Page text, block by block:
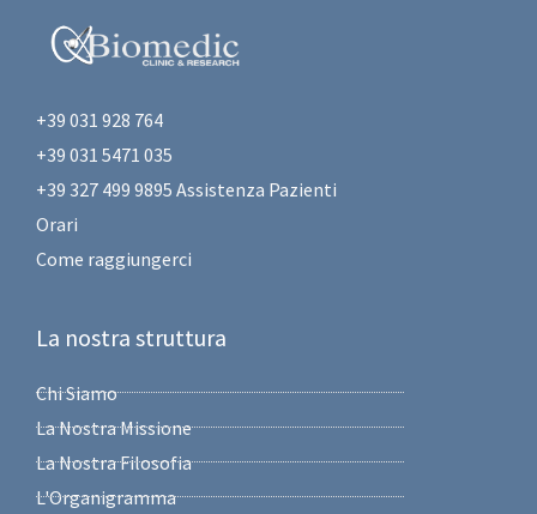
+39 031 928 764
+39 031 5471 035
+39 327 499 9895 Assistenza Pazienti
Orari
Come raggiungerci
La nostra struttura
Chi Siamo
La Nostra Missione
La Nostra Filosofia
L'Organigramma